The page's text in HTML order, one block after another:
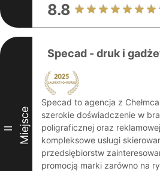
8.8
II Miejsce
Specad - druk i
Specad to agencja z
szerokie doświadczenie w
poligraficznej oraz
kompleksowe usługi
przedsiębiorstw
promocją marki zarówno na